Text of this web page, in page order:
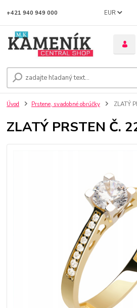
EUR
+421 940 949 000
Úvod Prstene, svadobné obrúčky ZLATÝ
ZLATÝ PRSTEN Č.